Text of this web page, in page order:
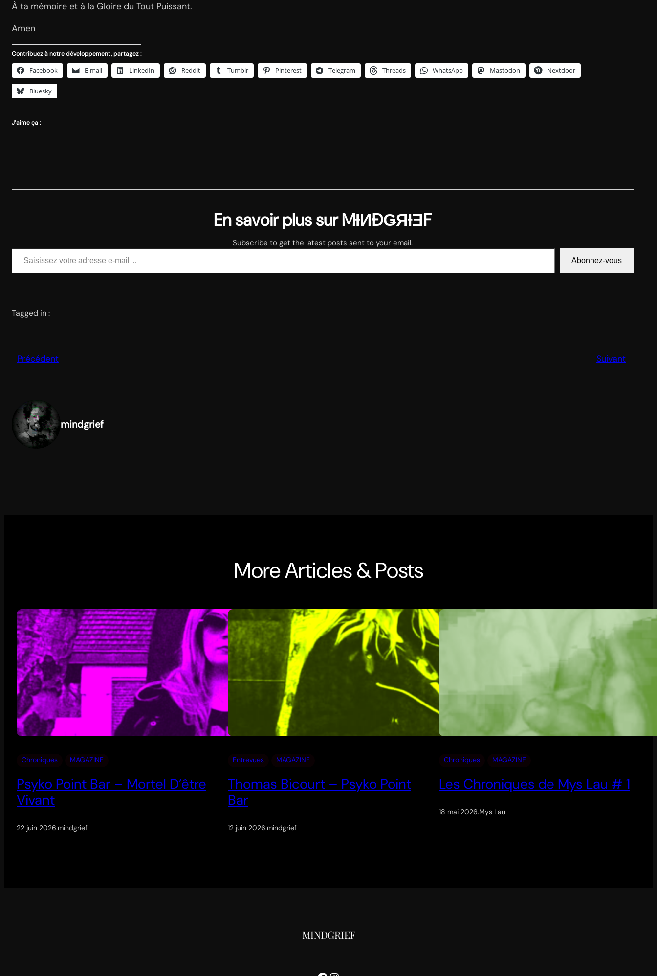
À ta mémoire et à la Gloire du Tout Puissant.
Amen
Contribuez à notre développement, partagez :
Facebook E-mail LinkedIn Reddit Tumblr Pinterest Telegram Threads WhatsApp Mastodon Nextdoor
Bluesky
J’aime ça :
En savoir plus sur MƗИĐǤЯƗƎF
Subscribe to get the latest posts sent to your email.
Saisissez votre adresse e-mail…
Abonnez-vous
Tagged in :
Précédent Suivant
mindgrief
More Articles & Posts
Chroniques MAGAZINE
Psyko Point Bar – Mortel D’être
Vivant
22 juin 2026.mindgrief
Entrevues MAGAZINE
Thomas Bicourt – Psyko Point
Bar
12 juin 2026.mindgrief
Chroniques MAGAZINE
Les Chroniques de Mys Lau # 1
18 mai 2026.Mys Lau
MINDGRIEF